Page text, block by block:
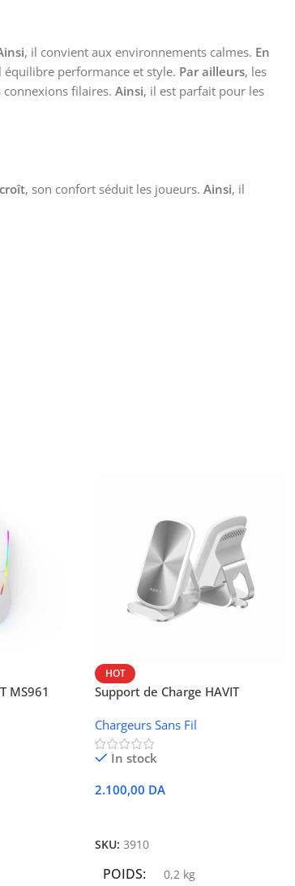
, il convient aux environnements calmes. En
équilibre performance et style. Par ailleurs, les
connexions filaires. Ainsi, il est parfait pour les
, son confort séduit les joueurs. Ainsi, il
MS961
HOT
Support de Charge HAVIT
Chargeurs Sans Fil
In stock
2.100,00 DA
SKU:3910
POIDS 0,2 kg